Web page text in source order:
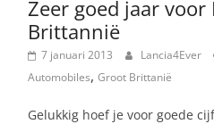
Zeer goed jaar
Brittannië
7 januari 2013 Lancia4Ever
Automobiles, Groot Brittanië
Gelukkig hoef je voor goede